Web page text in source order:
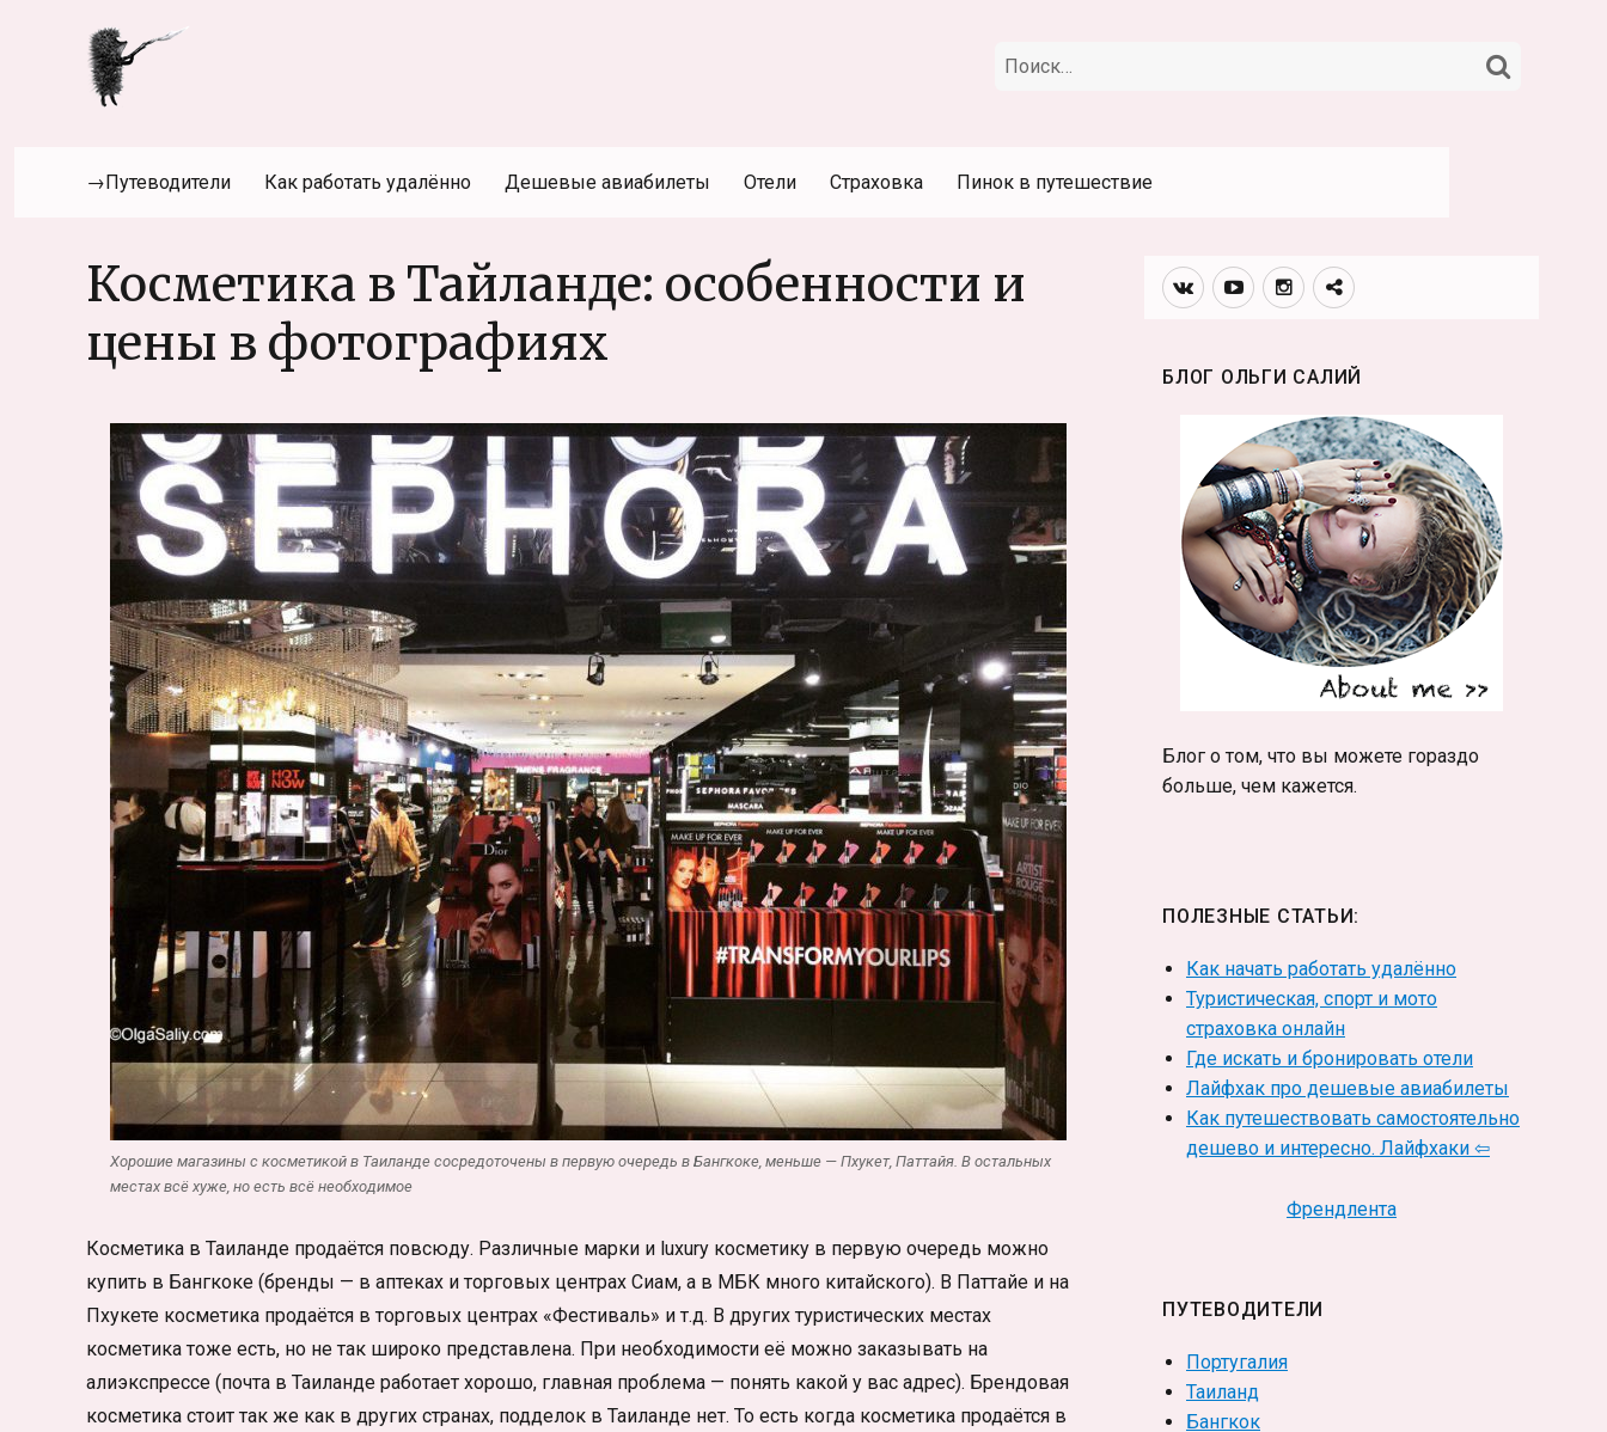
Искать:
→Путеводители Как работать удалённо Дешевые авиабилеты Отели Страховка Пинок в путешествие
Косметика в Тайланде: особенности и
цены в фотографиях
Хорошие магазины с косметикой в Таиланде сосредоточены в первую очередь в Бангкоке, меньше — Пхукет, Паттайя. В остальных
местах всё хуже, но есть всё необходимое
Косметика в Таиланде продаётся повсюду. Различные марки и luxury косметику в первую очередь можно
купить в Бангкоке (бренды — в аптеках и торговых центрах Сиам, а в МБК много китайского). В Паттайе и на
Пхукете косметика продаётся в торговых центрах «Фестиваль» и т.д. В других туристических местах
косметика тоже есть, но не так широко представлена. При необходимости её можно заказывать на
алиэкспрессе (почта в Таиланде работает хорошо, главная проблема — понять какой у вас адрес). Брендовая
косметика стоит так же как в других странах, подделок в Таиланде нет. То есть когда косметика продаётся в
Вконтакте
YoutubeИнстаграмм
Телеграм
БЛОГ ОЛЬГИ САЛИЙ
Блог о том, что вы можете гораздо
больше, чем кажется.
ПОЛЕЗНЫЕ СТАТЬИ:
Как начать работать удалённо
Туристическая, спорт и мото
страховка онлайн
Где искать и бронировать отели
Лайфхак про дешевые авиабилеты
Как путешествовать самостоятельно
дешево и интересно. Лайфхаки ⇦
Френдлента
ПУТЕВОДИТЕЛИ
Португалия
Таиланд
Бангкок